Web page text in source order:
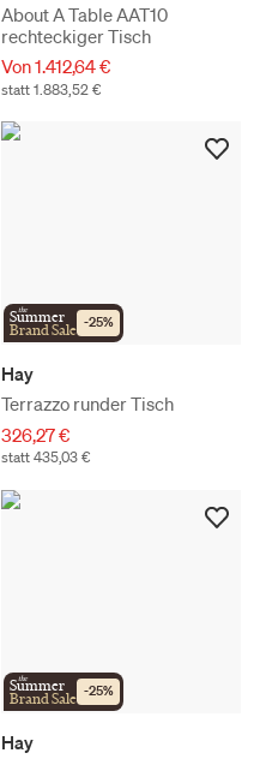
About A Table AAT10
rechteckiger Tisch
Von 1.412,64 €
statt 1.883,52 €
the
Summer
Brand Sale -25%
Hay
Terrazzo runder Tisch
326,27 €
statt 435,03 €
the
Summer
Brand Sale -25%
Hay